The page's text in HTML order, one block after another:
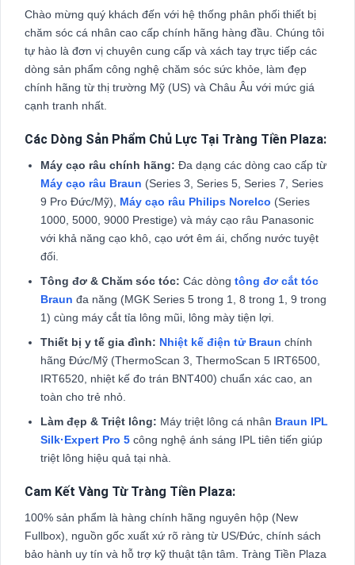
Chào mừng quý khách đến với hệ thống phân phối thiết bị
chăm sóc cá nhân cao cấp chính hãng hàng đầu. Chúng tôi
tự hào là đơn vị chuyên cung cấp và xách tay trực tiếp các
dòng sản phẩm công nghệ chăm sóc sức khỏe, làm đẹp
chính hãng từ thị trường Mỹ (US) và Châu Âu với mức giá
cạnh tranh nhất.
Các Dòng Sản Phẩm Chủ Lực Tại Tràng Tiền Plaza:
Máy cạo râu chính hãng: Đa dạng các dòng cao cấp từ
Máy cạo râu Braun (Series 3, Series 5, Series 7, Series
9 Pro Đức/Mỹ), Máy cạo râu Philips Norelco (Series
1000, 5000, 9000 Prestige) và máy cạo râu Panasonic
với khả năng cạo khô, cạo ướt êm ái, chống nước tuyệt
đối.
Tông đơ & Chăm sóc tóc: Các dòng tông đơ cắt tóc
Braun đa năng (MGK Series 5 trong 1, 8 trong 1, 9 trong
1) cùng máy cắt tỉa lông mũi, lông mày tiện lợi.
Thiết bị y tế gia đình: Nhiệt kế điện tử Braun chính
hãng Đức/Mỹ (ThermoScan 3, ThermoScan 5 IRT6500,
IRT6520, nhiệt kế đo trán BNT400) chuẩn xác cao, an
toàn cho trẻ nhỏ.
Làm đẹp & Triệt lông: Máy triệt lông cá nhân Braun IPL
Silk·Expert Pro 5 công nghệ ánh sáng IPL tiên tiến giúp
triệt lông hiệu quả tại nhà.
Cam Kết Vàng Từ Tràng Tiền Plaza:
100% sản phẩm là hàng chính hãng nguyên hộp (New
Fullbox), nguồn gốc xuất xứ rõ ràng từ US/Đức, chính sách
bảo hành uy tín và hỗ trợ kỹ thuật tận tâm. Tràng Tiền Plaza